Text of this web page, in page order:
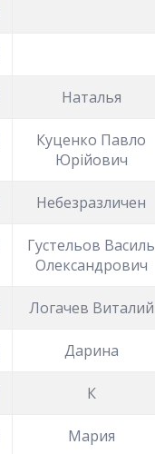
Наталья
Куценко Павло
Юрійович
Небезразличен
Густельов Василь
Олександрович
Логачев Виталий
Дарина
К
Мария